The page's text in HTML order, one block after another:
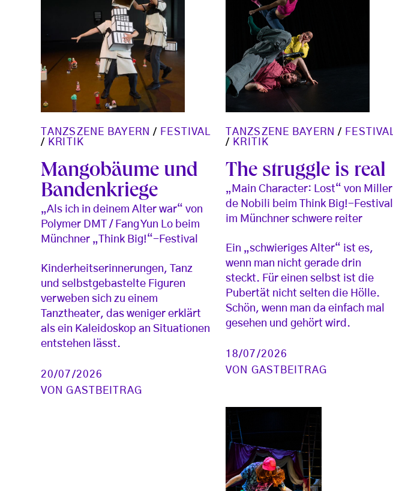
TANZSZENE BAYERN / FESTIVAL
/ KRITIK
Mangobäume und
Bandenkriege
„Als ich in deinem Alter war“ von
Polymer DMT / Fang Yun Lo beim
Münchner „Think Big!“-Festival
Kinderheitserinnerungen, Tanz
und selbstgebastelte Figuren
verweben sich zu einem
Tanztheater, das weniger erklärt
als ein Kaleidoskop an Situationen
entstehen lässt.
20/07/2026
VONGASTBEITRAG
TANZSZENE BAYERN / FESTIVAL
/ KRITIK
The struggle is real
„Main Character: Lost“ von Miller
de Nobili beim Think Big!-Festival
im Münchner schwere reiter
Ein „schwieriges Alter“ ist es,
wenn man nicht gerade drin
steckt. Für einen selbst ist die
Pubertät nicht selten die Hölle.
Schön, wenn man da einfach mal
gesehen und gehört wird.
18/07/2026
VON GASTBEITRAG